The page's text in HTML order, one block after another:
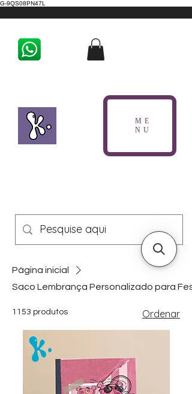
G-9QS08PN47L
ME
NU
Página inicial
Saco Lembrança Personalizado para
1153 produtos Ordenar